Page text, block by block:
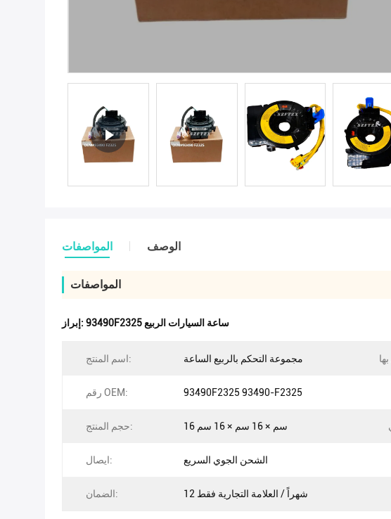
المواصفات الوصف
المواصفات
إبراز: 93490F2325 ساعة السيارات الربيع
اسم المنتج: مجموعة التحكم بالربيع الساعة
رقم OEM: 93490F2325 93490-F2325
حجم المنتج: 16 سم × 16 سم × 16 سم
ايصال: الشحن الجوي السريع
الضمان: 12 شهراً / العلامة التجارية فقط